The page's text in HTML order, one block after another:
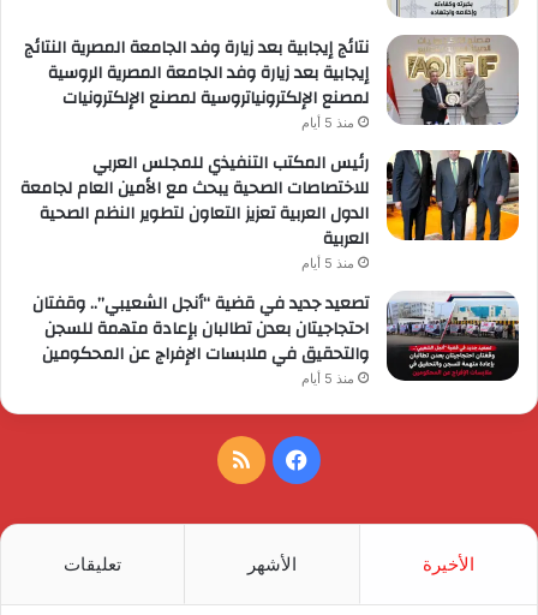
نتائج إيجابية بعد زيارة وفد الجامعة المصرية النتائج
إيجابية بعد زيارة وفد الجامعة المصرية الروسية
لمصنع الإلكترونياتروسية لمصنع الإلكترونيات
منذ 5 أيام
رئيس المكتب التنفيذي للمجلس العربي
للاختصاصات الصحية يبحث مع الأمين العام لجامعة
الدول العربية تعزيز التعاون لتطوير النظم الصحية
العربية
منذ 5 أيام
تصعيد جديد في قضية “أنجل الشعيبي”.. وقفتان
احتجاجيتان بعدن تطالبان بإعادة متهمة للسجن
والتحقيق في ملابسات الإفراج عن المحكومين
منذ 5 أيام
فيسبوكملخص
الأخيرة الأشهر تعليقات